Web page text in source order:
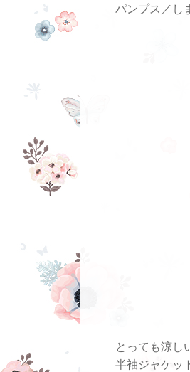
パンプス／し
とっても涼し
半袖ジャケッ